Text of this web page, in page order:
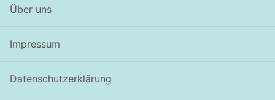
Über uns
Impressum
Datenschutzerklärung